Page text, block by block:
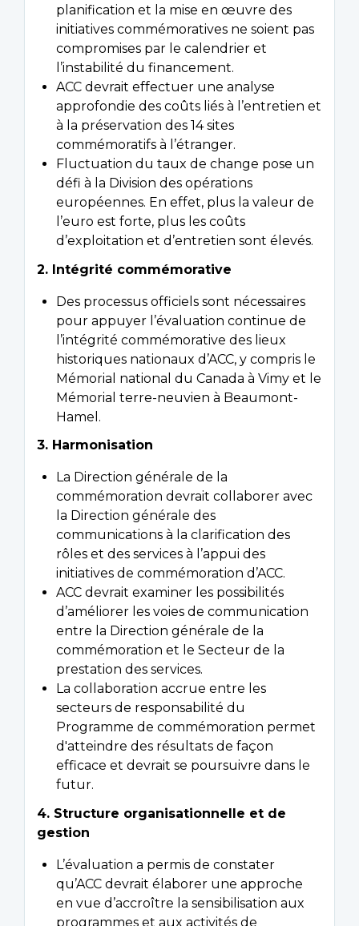
planification et la mise en œuvre des
initiatives commémoratives ne soient pas
compromises par le calendrier et
l’instabilité du financement.
ACC devrait effectuer une analyse
approfondie des coûts liés à l’entretien et
à la préservation des 14 sites
commémoratifs à l’étranger.
Fluctuation du taux de change pose un
défi à la Division des opérations
européennes. En effet, plus la valeur de
l’euro est forte, plus les coûts
d’exploitation et d’entretien sont élevés.
2. Intégrité commémorative
Des processus officiels sont nécessaires
pour appuyer l’évaluation continue de
l’intégrité commémorative des lieux
historiques nationaux d’ACC, y compris le
Mémorial national du Canada à Vimy et le
Mémorial terre-neuvien à Beaumont-
Hamel.
3. Harmonisation
La Direction générale de la
commémoration devrait collaborer avec
la Direction générale des
communications à la clarification des
rôles et des services à l’appui des
initiatives de commémoration d’ACC.
ACC devrait examiner les possibilités
d’améliorer les voies de communication
entre la Direction générale de la
commémoration et le Secteur de la
prestation des services.
La collaboration accrue entre les
secteurs de responsabilité du
Programme de commémoration permet
d'atteindre des résultats de façon
efficace et devrait se poursuivre dans le
futur.
4. Structure organisationnelle et de
gestion
L’évaluation a permis de constater
qu’ACC devrait élaborer une approche
en vue d’accroître la sensibilisation aux
programmes et aux activités de